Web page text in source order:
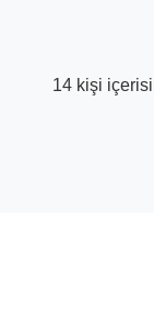
14 kişi